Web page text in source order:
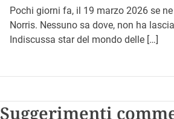
Pochi giorni fa, il 19 marzo 2026 se
Norris. Nessuno sa dove, non ha
Indiscussa star del mondo delle […]
Suggerimenti